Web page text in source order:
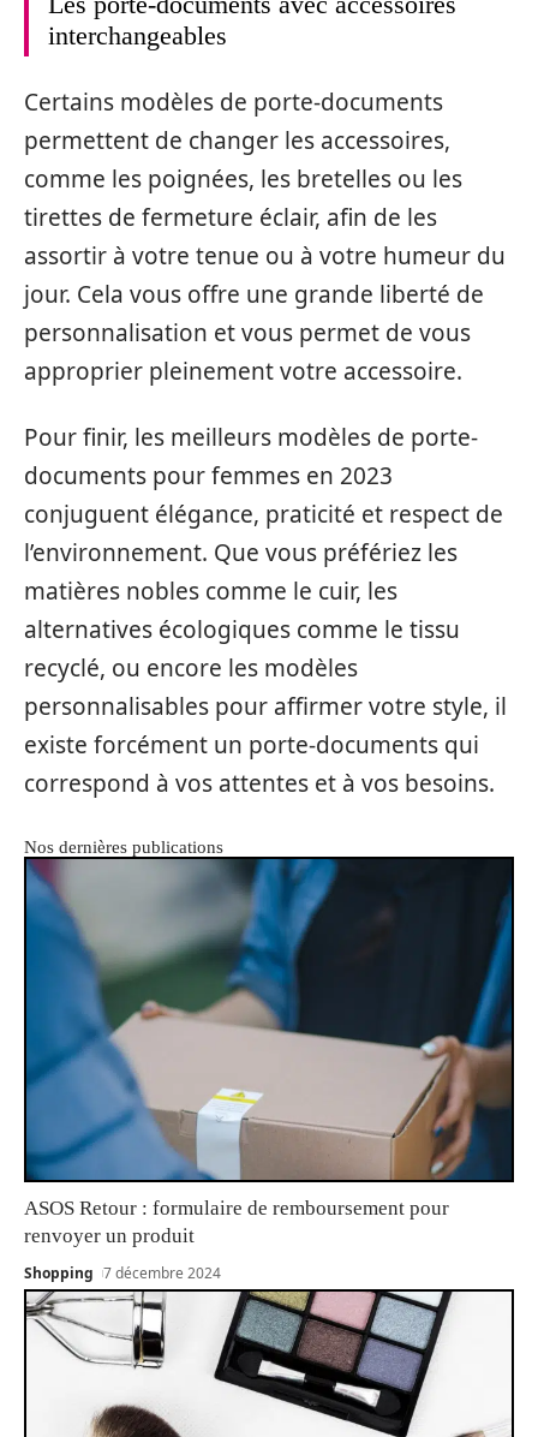
interchangeables
Certains modèles de porte-documents
permettent de changer les accessoires,
comme les poignées, les bretelles ou les
tirettes de fermeture éclair, afin de les
assortir à votre tenue ou à votre humeur du
jour. Cela vous offre une grande liberté de
personnalisation et vous permet de vous
approprier pleinement votre accessoire.
Pour finir, les meilleurs modèles de porte-
documents pour femmes en 2023
conjuguent élégance, praticité et respect de
l’environnement. Que vous préfériez les
matières nobles comme le cuir, les
alternatives écologiques comme le tissu
recyclé, ou encore les modèles
personnalisables pour affirmer votre style, il
existe forcément un porte-documents qui
correspond à vos attentes et à vos besoins.
Nos dernières publications
ASOS Retour : formulaire de remboursement pour
renvoyer un produit
Shopping 7 décembre 2024